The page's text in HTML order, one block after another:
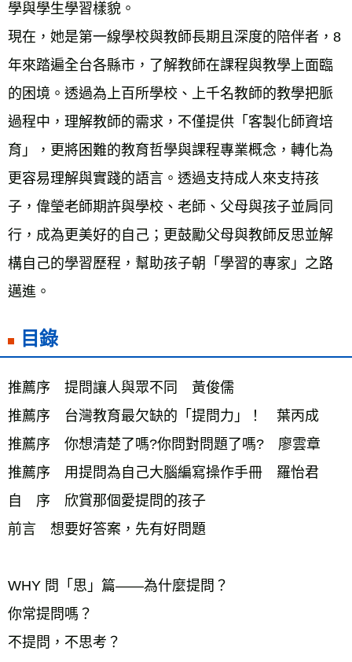
學與學生學習樣貌。
現在，她是第一線學校與教師長期且深度的陪伴者，8
年來踏遍全台各縣市，了解教師在課程與教學上面臨
的困境。透過為上百所學校、上千名教師的教學把脈
過程中，理解教師的需求，不僅提供「客製化師資培
育」，更將困難的教育哲學與課程專業概念，轉化為
更容易理解與實踐的語言。透過支持成人來支持孩
子，偉瑩老師期許與學校、老師、父母與孩子並肩同
行，成為更美好的自己；更鼓勵父母與教師反思並解
構自己的學習歷程，幫助孩子朝「學習的專家」之路
邁進。
目錄
推薦序　提問讓人與眾不同　黃俊儒
推薦序　台灣教育最欠缺的「提問力」！　葉丙成
推薦序　你想清楚了嗎?你問對問題了嗎?　廖雲章
推薦序　用提問為自己大腦編寫操作手冊　羅怡君
自　序　欣賞那個愛提問的孩子
前言　想要好答案，先有好問題
WHY 問「思」篇——為什麼提問？
你常提問嗎？
不提問，不思考？